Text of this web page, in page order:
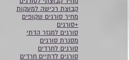
קבוצת רכישה למעקות
מחיר סורגים שקופים
+סורגים
סורגים למגזר הדתי
מסגרת סורגים
סורגים לחרדים
סורגים לדתיים חרדים